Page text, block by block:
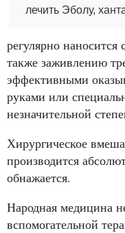
лечить Эболу,
регулярно
также заживлению
эффективными
руками или
незначительной
Хирургическое
производится
обнажается.
Народная медицина
вспомогательной